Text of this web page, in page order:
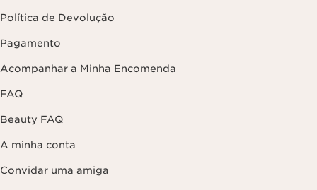
Política de Devolução
Pagamento
Acompanhar a Minha Encomenda
FAQ
Beauty FAQ
A minha conta
Convidar uma amiga